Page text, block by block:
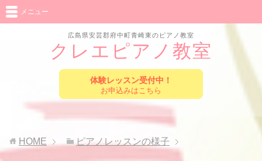
広島県安芸郡府中町青崎東のピアノ教室
クレエピアノ教室
体験レッスン受付中！
お申込みはこちら
メニュー
HOME ピアノレッスンの様子